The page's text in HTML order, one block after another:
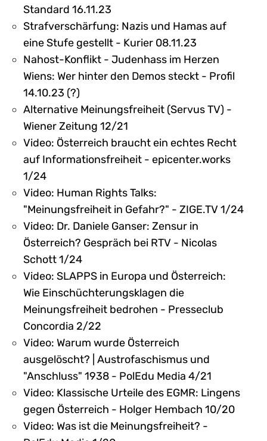
Standard 16.11.23
Strafverschärfung: Nazis und Hamas auf
eine Stufe gestellt - Kurier 08.11.23
Nahost-Konflikt - Judenhass im Herzen
Wiens: Wer hinter den Demos steckt - Profil
14.10.23 (?)
Alternative Meinungsfreiheit (Servus TV) -
Wiener Zeitung 12/21
Video: Österreich braucht ein echtes Recht
auf Informationsfreiheit - epicenter.works
1/24
Video: Human Rights Talks:
"Meinungsfreiheit in Gefahr?" - ZIGE.TV 1/24
Video: Dr. Daniele Ganser: Zensur in
Österreich? Gespräch bei RTV - Nicolas
Schott 1/24
Video: SLAPPS in Europa und Österreich:
Wie Einschüchterungsklagen die
Meinungsfreiheit bedrohen - Presseclub
Concordia 2/22
Video: Warum wurde Österreich
ausgelöscht? | Austrofaschismus und
"Anschluss" 1938 - PolEdu Media 4/21
Video: Klassische Urteile des EGMR: Lingens
gegen Österreich - Holger Hembach 10/20
Video: Was ist die Meinungsfreiheit? -